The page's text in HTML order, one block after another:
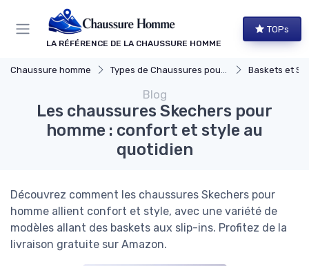
LA RÉFÉRENCE DE LA CHAUSSURE HOMME
TOPs
Chaussure homme Types de Chaussures pour Hommes Baskets et
Blog
Les chaussures Skechers pour
homme : confort et style au
quotidien
Découvrez comment les chaussures Skechers pour
homme allient confort et style, avec une variété de
modèles allant des baskets aux slip-ins. Profitez de la
livraison gratuite sur Amazon.
Panneau de gestion des cookies